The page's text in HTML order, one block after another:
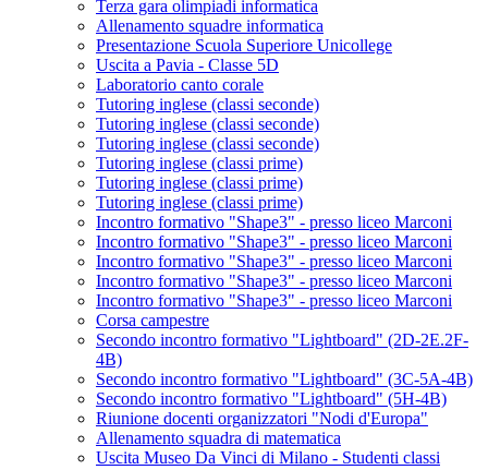
Terza gara olimpiadi informatica
Allenamento squadre informatica
Presentazione Scuola Superiore Unicollege
Uscita a Pavia - Classe 5D
Laboratorio canto corale
Tutoring inglese (classi seconde)
Tutoring inglese (classi seconde)
Tutoring inglese (classi seconde)
Tutoring inglese (classi prime)
Tutoring inglese (classi prime)
Tutoring inglese (classi prime)
Incontro formativo "Shape3" - presso liceo Marconi
Incontro formativo "Shape3" - presso liceo Marconi
Incontro formativo "Shape3" - presso liceo Marconi
Incontro formativo "Shape3" - presso liceo Marconi
Incontro formativo "Shape3" - presso liceo Marconi
Corsa campestre
Secondo incontro formativo "Lightboard" (2D-2E.2F-
4B)
Secondo incontro formativo "Lightboard" (3C-5A-4B)
Secondo incontro formativo "Lightboard" (5H-4B)
Riunione docenti organizzatori "Nodi d'Europa"
Allenamento squadra di matematica
Uscita Museo Da Vinci di Milano - Studenti classi